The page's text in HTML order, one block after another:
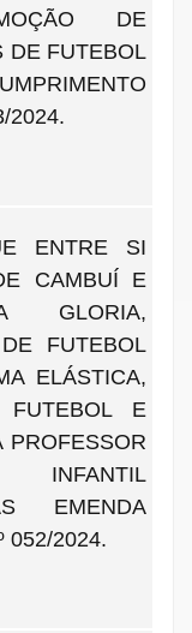
DE
DE FUTEBOL
2024.
ENTRE SI
CAMBUÍ E
GLORIA,
FUTEBOL
ELÁSTICA,
E
PROFESSOR
EMENDA
052/2024.